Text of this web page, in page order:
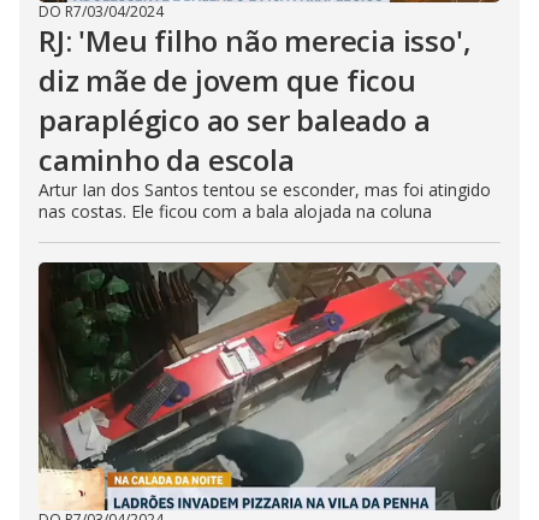
DO R7/03/04/2024
RJ: 'Meu filho não merecia isso',
diz mãe de jovem que ficou
paraplégico ao ser baleado a
caminho da escola
Artur Ian dos Santos tentou se esconder, mas foi atingido
nas costas. Ele ficou com a bala alojada na coluna